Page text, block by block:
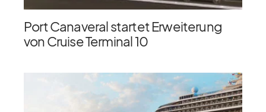
Port Canaveral startet Erweiterung
von Cruise Terminal 10